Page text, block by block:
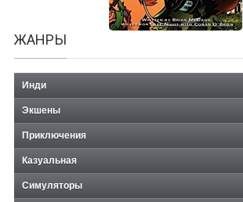
Deer Avenger 2: Deer
ЖАНРЫ
Инди
Экшены
Приключения
Казуальная
Симуляторы